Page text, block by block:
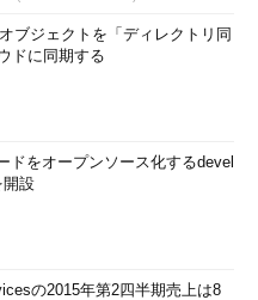
ブジェクトを「ディレクトリ同
ドに同期する
ドをオープンソース化するdevel
開設
の2015年第2四半期売上は8